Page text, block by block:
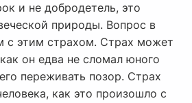
и не добродетель, это
природы. Вопрос в
с этим страхом. Страх может
он едва не сломал юного
переживать позор. Страх
как это произошло с